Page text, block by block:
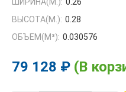
ШИРИНА(М.): 0.26
ВЫСОТА(М.): 0.28
ОБЪЕМ(M³): 0.030576
79 128 ₽ (В